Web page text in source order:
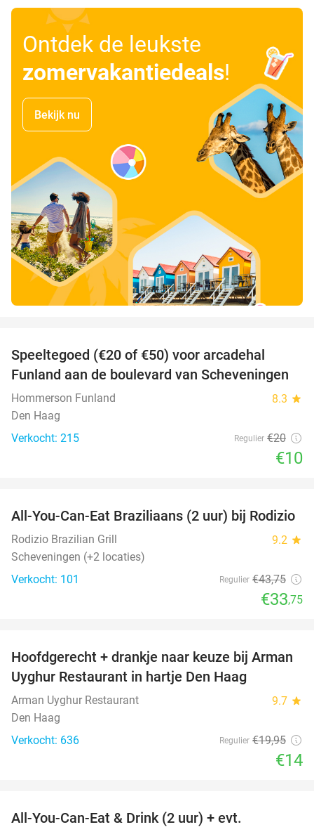
Ontdek de leukste
zomervakantiedeals!
Bekijk nu
Speeltegoed (€20 of €50) voor arcadehal
Funland aan de boulevard van Scheveningen
Hommerson Funland 8.3 star
Den Haag
Verkocht: 215
Regulier €20
€10
23%
All-You-Can-Eat Braziliaans (2 uur) bij Rodizio
Rodizio Brazilian Grill 9.2 star
Scheveningen (+2 locaties)
Verkocht: 101
Regulier €43,75
€33,75
30%
Hoofdgerecht + drankje naar keuze bij Arman
Uyghur Restaurant in hartje Den Haag
Arman Uyghur Restaurant 9.7 star
Den Haag
Verkocht: 636
Regulier €19,95
€14
All-You-Can-Eat & Drink (2 uur) + evt.